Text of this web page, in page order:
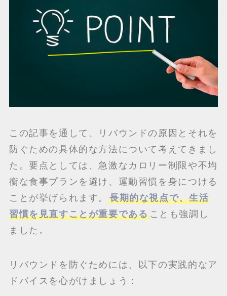
この記事を通して、リバウンドの原因とそれを
防ぐための具体的な方法について考えてきまし
た。要点としては、急激なカロリー制限や不均
衡な食事プランを避け、運動習慣を身につける
ことが挙げられます。長期的な視点で、生活
習慣を見直すことが重要であることも強調し
ました。
リバウンドを防ぐためには、以下の実践的なア
ドバイスを心がけましょう：